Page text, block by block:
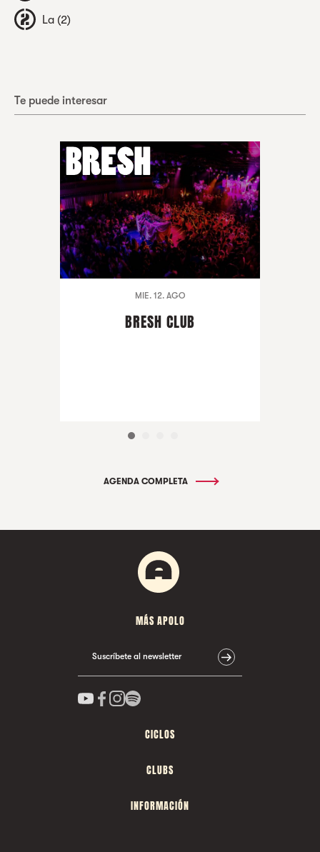
La (2)
Te puede interesar
MIE. 12. AGO
BRESH CLUB
AGENDA COMPLETA
MÁS APOLO
Suscríbete al newsletter
CICLOS
CLUBS
INFORMACIÓN